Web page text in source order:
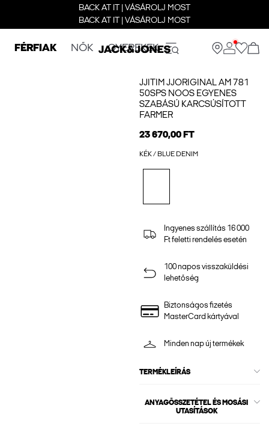
BACK AT IT | VÁSÁROLJ MOST
BACK AT IT | VÁSÁROLJ MOST
FÉRFIAK NŐK GYEREKEK
JJITIM JJORIGINAL AM 781
50SPS NOOS EGYENES
SZABÁSÚ KARCSÚSÍTOTT
FARMER
23 670,00 FT
KÉK / BLUE DENIM
Ingyenes szállítás 16 000
Ft feletti rendelés esetén
100 napos visszaküldési
lehetőség
Biztonságos fizetés
MasterCard kártyával
Minden nap új termékek
TERMÉKLEÍRÁS
ANYAGÖSSZETÉTEL ÉS MOSÁSI
UTASÍTÁSOK